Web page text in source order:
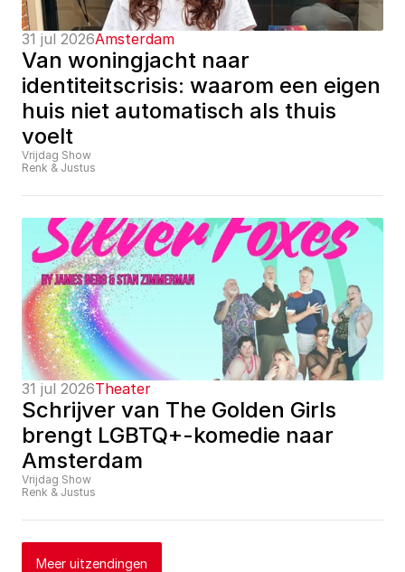
31 jul 2026Amsterdam
Van woningjacht naar
identiteitscrisis: waarom een eigen
huis niet automatisch als thuis
voelt
Vrijdag Show
Renk & Justus
31 jul 2026Theater
Schrijver van The Golden Girls
brengt LGBTQ+-komedie naar
Amsterdam
Vrijdag Show
Renk & Justus
Meer uitzendingen